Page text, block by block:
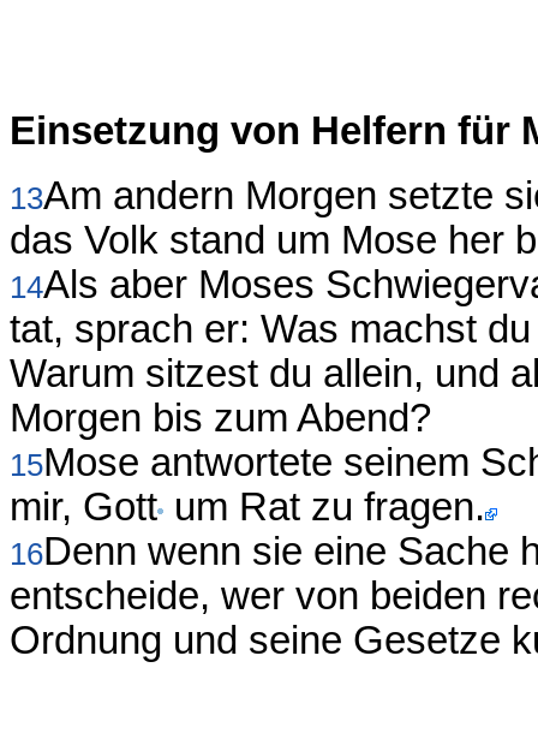
Einsetzung von Helfern für
13Am andern Morgen setzte
das Volk stand um Mose her
14Als aber Moses
tat, sprach er: Was machst
Warum sitzest du allein, und
Morgen bis zum Abend?
15Mose antwortete seinem
mir, Gott um Rat zu fragen.
16Denn wenn sie eine Sache
entscheide, wer von beiden
Ordnung und seine Gesetze